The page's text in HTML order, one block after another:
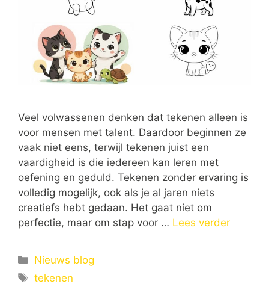
Veel volwassenen denken dat tekenen alleen is
voor mensen met talent. Daardoor beginnen ze
vaak niet eens, terwijl tekenen juist een
vaardigheid is die iedereen kan leren met
oefening en geduld. Tekenen zonder ervaring is
volledig mogelijk, ook als je al jaren niets
creatiefs hebt gedaan. Het gaat niet om
perfectie, maar om stap voor … Lees verder
Categorieën
Nieuws blog
Tags
tekenen